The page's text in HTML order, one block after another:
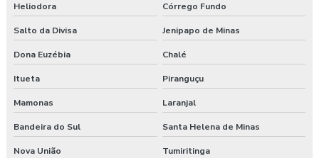
Heliodora Córrego Fundo
Salto da Divisa Jenipapo de Minas
Dona Euzébia Chalé
Itueta Piranguçu
Mamonas Laranjal
Bandeira do Sul Santa Helena de Minas
Nova União Tumiritinga